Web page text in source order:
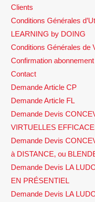
Clients
Conditions Générales
LEARNING by DOING
Conditions Générales de
Confirmation
Contact
Demande Article CP
Demande Article FL
Demande Devis
VIRTUELLES
Demande Devis
à DISTANCE, ou
Demande Devis LA
EN PRÉSENTIEL
Demande Devis LA